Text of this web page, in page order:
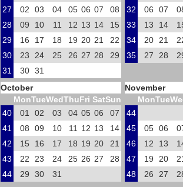
27
02 03 04 05 06 07
08
28
09 10 11 12 13 14
15
29
16 17 18 19 20 21
22
30
23 24 25 26 27 28
29
31
30 31
32
06 07
33
13 14
34
20 21
35
27 28
October
MonTueWedThuFri SatSun
40
01 02 03 04 05 06
07
41
08 09 10 11 12 13
14
42
15 16 17 18 19 20
21
43
22 23 24 25 26 27
28
44
29 30 31
November
MonTue
44
45
05 06
46
12 13
47
19 20
48
26 27